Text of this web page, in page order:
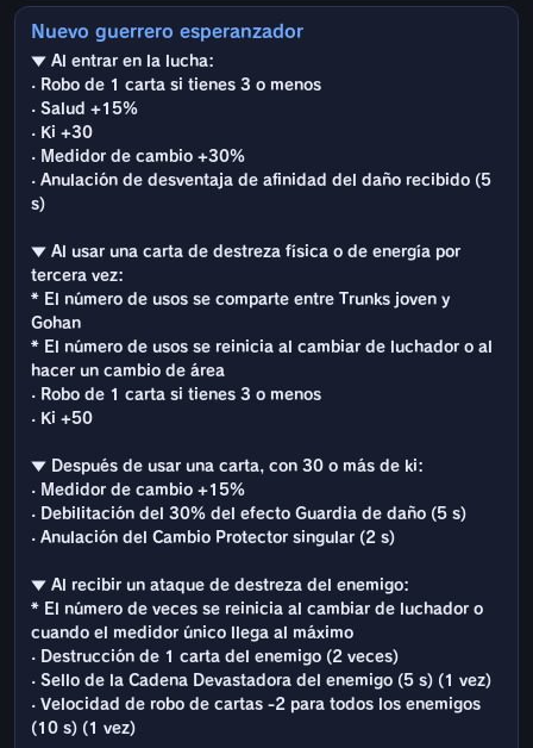
Nuevo guerrero esperanzador
▼ Al entrar en la lucha:
· Robo de 1 carta si tienes 3 o menos
· Salud +15%
· Ki +30
· Medidor de cambio +30%
· Anulación de desventaja de afinidad del daño recibido (5
s)
▼ Al usar una carta de destreza física o de energía por
tercera vez:
* El número de usos se comparte entre Trunks joven y
Gohan
* El número de usos se reinicia al cambiar de luchador o al
hacer un cambio de área
· Robo de 1 carta si tienes 3 o menos
· Ki +50
▼ Después de usar una carta, con 30 o más de ki:
· Medidor de cambio +15%
· Debilitación del 30% del efecto Guardia de daño (5 s)
· Anulación del Cambio Protector singular (2 s)
▼ Al recibir un ataque de destreza del enemigo:
* El número de veces se reinicia al cambiar de luchador o
cuando el medidor único llega al máximo
· Destrucción de 1 carta del enemigo (2 veces)
· Sello de la Cadena Devastadora del enemigo (5 s) (1 vez)
· Velocidad de robo de cartas -2 para todos los enemigos
(10 s) (1 vez)